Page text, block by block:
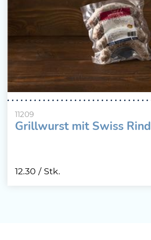
11209
Grillwurst mit Swiss Rind
12.30 / Stk.